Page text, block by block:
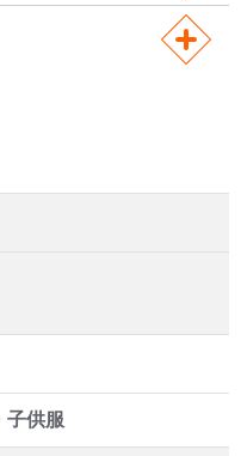
子供服